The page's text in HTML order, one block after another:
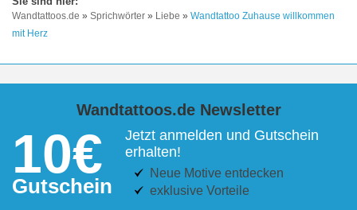
Wandtattoos.de » Sprichwörter » Liebe » Wandtattoo Zuhause willkommen
mit Herz
Wandtattoos.de Newsletter
10€
Gutschein
Jetzt anmelden und Gutschein
erhalten!
Neue Motive entdecken
exklusive Vorteile